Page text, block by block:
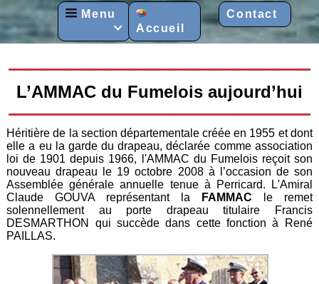
Menu
 Accueil
Contact
L’AMMAC du Fumelois aujourd’hui
Héritière de la section départementale créée en 1955 et dont
elle a eu la garde du drapeau, déclarée comme association
loi de 1901 depuis 1966, l'AMMAC du Fumelois reçoit son
nouveau drapeau le 19 octobre 2008 à l’occasion de son
Assemblée générale annuelle tenue à Perricard. L'Amiral
Claude GOUVA représentant la
FAMMAC le remet
solennellement au porte drapeau titulaire Francis
DESMARTHON qui succède dans cette fonction à René
PAILLAS.